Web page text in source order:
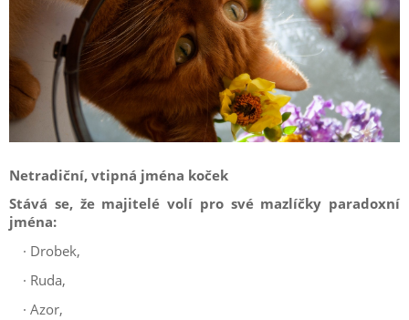
Netradiční, vtipná jména koček
Stává se, že majitelé volí pro své mazlíčky paradoxní
jména:
· Drobek,
· Ruda,
· Azor,